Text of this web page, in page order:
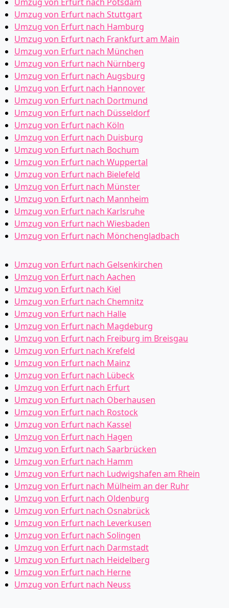
Umzug von Erfurt nach Stuttgart
Umzug von Erfurt nach Hamburg
Umzug von Erfurt nach Frankfurt am Main
Umzug von Erfurt nach München
Umzug von Erfurt nach Nürnberg
Umzug von Erfurt nach Augsburg
Umzug von Erfurt nach Hannover
Umzug von Erfurt nach Dortmund
Umzug von Erfurt nach Düsseldorf
Umzug von Erfurt nach Köln
Umzug von Erfurt nach Duisburg
Umzug von Erfurt nach Bochum
Umzug von Erfurt nach Wuppertal
Umzug von Erfurt nach Bielefeld
Umzug von Erfurt nach Münster
Umzug von Erfurt nach Mannheim
Umzug von Erfurt nach Karlsruhe
Umzug von Erfurt nach Wiesbaden
Umzug von Erfurt nach Mönchen­gladbach
Umzug von Erfurt nach Gelsenkirchen
Umzug von Erfurt nach Aachen
Umzug von Erfurt nach Kiel
Umzug von Erfurt nach Chemnitz
Umzug von Erfurt nach Halle
Umzug von Erfurt nach Magdeburg
Umzug von Erfurt nach Freiburg im Breisgau
Umzug von Erfurt nach Krefeld
Umzug von Erfurt nach Mainz
Umzug von Erfurt nach Lübeck
Umzug von Erfurt nach Erfurt
Umzug von Erfurt nach Oberhausen
Umzug von Erfurt nach Rostock
Umzug von Erfurt nach Kassel
Umzug von Erfurt nach Hagen
Umzug von Erfurt nach Saarbrücken
Umzug von Erfurt nach Hamm
Umzug von Erfurt nach Ludwigshafen am Rhein
Umzug von Erfurt nach Mülheim an der Ruhr
Umzug von Erfurt nach Oldenburg
Umzug von Erfurt nach Osnabrück
Umzug von Erfurt nach Leverkusen
Umzug von Erfurt nach Solingen
Umzug von Erfurt nach Darmstadt
Umzug von Erfurt nach Heidelberg
Umzug von Erfurt nach Herne
Umzug von Erfurt nach Neuss